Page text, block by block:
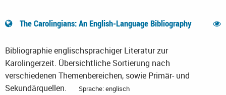
The Carolingians: An English-Language Bibliography
Bibliographie englischsprachiger Literatur zur
Karolingerzeit. Übersichtliche Sortierung nach
verschiedenen Themenbereichen, sowie Primär- und
Sekundärquellen.
Sprache: englisch